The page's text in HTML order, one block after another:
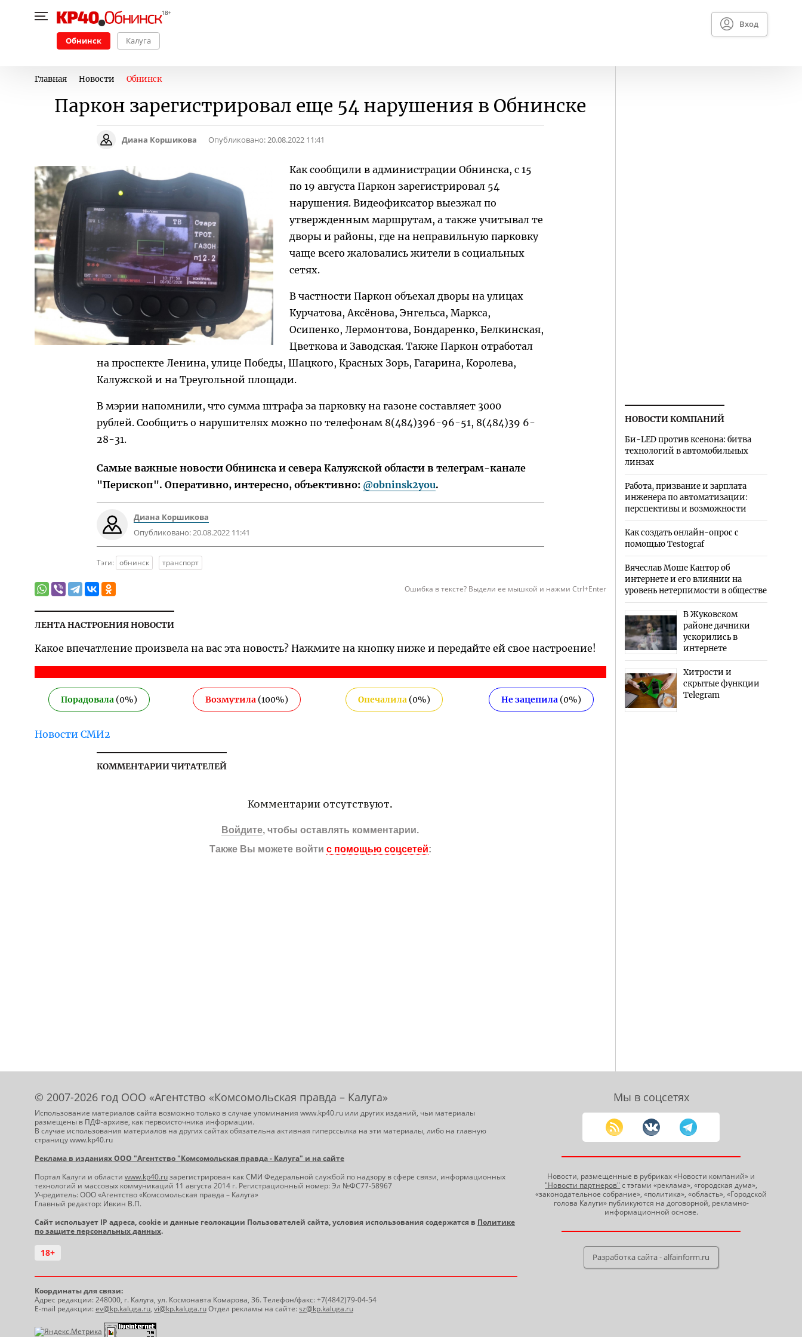
Обнинск Калуга
Вход
Главная Новости Обнинск
Паркон зарегистрировал еще 54 нарушения в Обнинске
Диана Коршикова Опубликовано:20.08.2022 11:41
Как сообщили в администрации Обнинска, с 15
по 19 августа Паркон зарегистрировал 54
нарушения. Видеофиксатор выезжал по
утвержденным маршрутам, а также учитывал те
дворы и районы, где на неправильную парковку
чаще всего жаловались жители в социальных
сетях.
В частности Паркон объехал дворы на улицах
Курчатова, Аксёнова, Энгельса, Маркса,
Осипенко, Лермонтова, Бондаренко, Белкинская,
Цветкова и Заводская. Также Паркон отработал
на проспекте Ленина, улице Победы, Шацкого, Красных Зорь, Гагарина, Королева,
Калужской и на Треугольной площади.
В мэрии напомнили, что сумма штрафа за парковку на газоне составляет 3000
рублей. Сообщить о нарушителях можно по телефонам 8(484)396-96-51, 8(484)39 6-
28-31.
Самые важные новости Обнинска и севера Калужской области в телеграм-канале
"Перископ". Оперативно, интересно, объективно: @obninsk2you.
Диана Коршикова
Опубликовано:20.08.2022 11:41
Тэги: обнинск транспорт
Ошибка в тексте? Выдели ее мышкой и нажми Ctrl+Enter
ЛЕНТА НАСТРОЕНИЯ НОВОСТИ
Какое впечатление произвела на вас эта новость? Нажмите на кнопку ниже и передайте ей свое настроение!
Порадовала (0%) Возмутила(100%) Опечалила(0%) Не зацепила (0%)
Новости СМИ2
КОММЕНТАРИИ ЧИТАТЕЛЕЙ
Комментарии отсутствуют.
Войдите, чтобы оставлять комментарии.
Также Вы можете войти с помощью соцсетей:
НОВОСТИ КОМПАНИЙ
Би-LED против ксенона: битва
технологий в автомобильных
линзах
Работа, призвание и зарплата
инженера по автоматизации:
перспективы и возможности
Как создать онлайн-опрос с
помощью Testograf
Вячеслав Моше Кантор об
интернете и его влиянии на
уровень нетерпимости в обществе
В Жуковском
районе дачники
ускорились в
интернете
Хитрости и
скрытые функции
Telegram
© 2007-2026 год ООО «Агентство «Комсомольская правда – Калуга»
Использование материалов сайта возможно только в случае упоминания www.kp40.ru или других изданий, чьи материалы
размещены в ПДФ-архиве, как первоисточника информации.
В случае использования материалов на других сайтах обязательна активная гиперссылка на эти материалы, либо на главную
страницу www.kp40.ru
Реклама в изданиях ООО "Агентство "Комсомольская правда - Калуга" и на сайте
Портал Калуги и области www.kp40.ruзарегистрирован как СМИ Федеральной службой по надзору в сфере связи, информационных
технологий и массовых коммуникаций 11 августа 2014 г. Регистрационный номер: Эл №ФС77-58967
Учредитель: ООО «Агентство «Комсомольская правда – Калуга»
Главный редактор: Ивкин В.П.
Сайт использует IP адреса, cookie и данные геолокации Пользователей сайта, условия использования содержатся в Политике
по защите персональных данных.
18+
Координаты для связи:
Адрес редакции: 248000, г. Калуга, ул. Космонавта Комарова, 36. Телефон/факс: +7(4842)79-04-54
E-mail редакции:ev@kp.kaluga.ru, vi@kp.kaluga.ruОтдел рекламы на сайте:sz@kp.kaluga.ru
Мы в соцсетях
Новости, размещенные в рубриках «Новости компаний» и
"Новости партнеров" с тэгами «реклама», «городская дума»,
«законодательное собрание», «политика», «область», «Городской
голова Калуги» публикуются на договорной, рекламно-
информационной основе.
Разработка сайта - alfainform.ru